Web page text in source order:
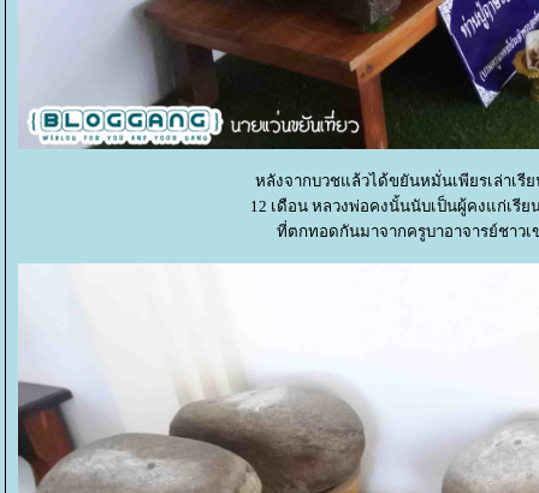
หลังจากบวชแล้วได้ขยันหมั่นเพียรเล่าเรี
12 เดือน หลวงพ่อคงนั้นนับเป็นผู้คงแก่เรี
ที่ตกทอดกันมาจากครูบาอาจารย์ชาว